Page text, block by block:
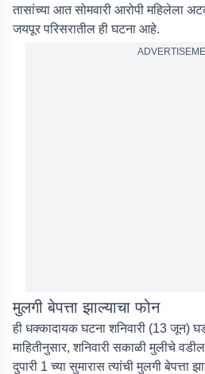
तासांच्या आत सोमवारी आरोपी महिलेला
जयपूर परिसरातील ही घटना आहे.
मुलगी बेपत्ता झाल्याचा फोन
ही धक्कादायक घटना शनिवारी (13 जून)
माहितीनुसार, शनिवारी सकाळी मुलीचे
दुपारी 1 च्या सुमारास त्यांची मुलगी बेपत्ता